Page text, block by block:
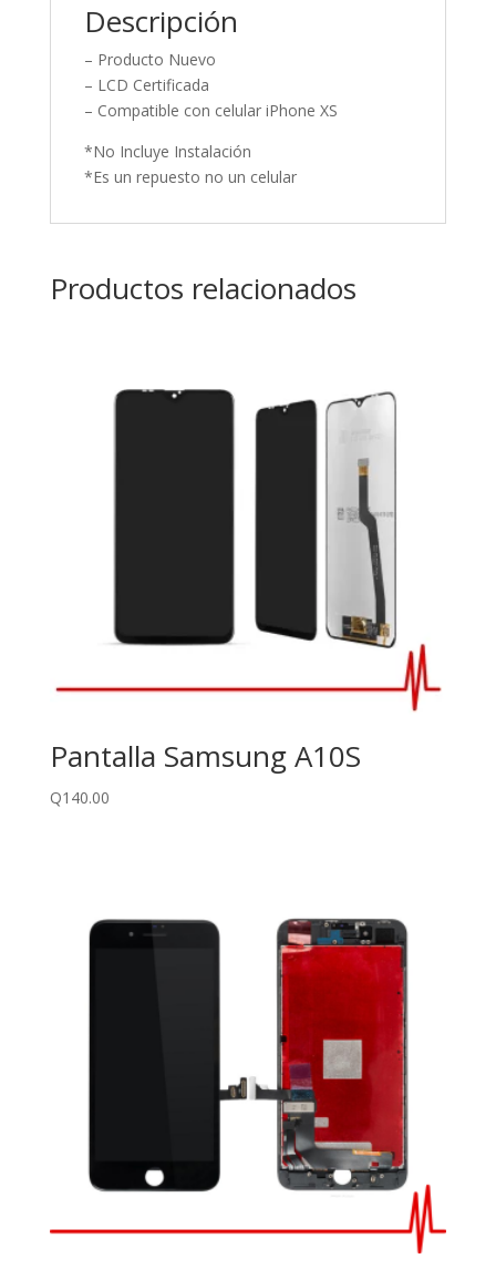
Descripción
– Producto Nuevo
– LCD Certificada
– Compatible con celular iPhone XS
*No Incluye Instalación
*Es un repuesto no un celular
Productos relacionados
Pantalla Samsung A10S
Q140.00